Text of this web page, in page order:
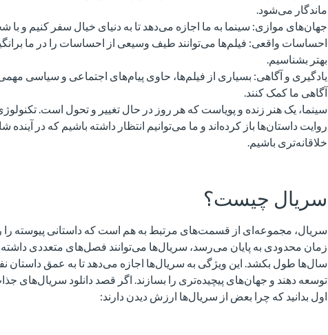
ماندگار می‌شود.
جهان‌های موازی: سینما به ما اجازه می‌دهد تا به دنیای خیال سفر کنیم و
احساسات واقعی: فیلم‌ها می‌توانند طیف وسیعی از احساسات را در ما
بهتر بشناسیم.
یادگیری و آگاهی: بسیاری از فیلم‌ها، حاوی پیام‌های اجتماعی و سیاسی
آگاهی ما کمک کنند.
سینما، یک هنر زنده و پویاست که هر روز در حال تغییر و تحول است.
روایت داستان‌ها باز کرده‌اند و ما می‌توانیم انتظار داشته باشیم که در آینده
خلاقانه‌تری باشیم.
سریال چیست؟
سریال، مجموعه‌ای از قسمت‌های مرتبط به هم است که داستانی پیوسته
زمان محدودی به پایان می‌رسد، سریال‌ها می‌توانند فصل‌های متعددی
سال‌ها طول بکشد. این ویژگی به سریال‌ها اجازه می‌دهد تا به عمق داستان
توسعه دهند و جهان‌های پیچیده‌تری را بسازند. اگر قصد دانلود سریال‌های
اول بدانید که چرا بعض از سریال‌ها ارزش دیدن دارند: